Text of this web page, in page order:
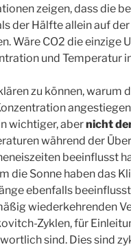
zeigen, dass die
der Hälfte allein auf
Wäre CO2 die einzige
und Temperatur
zu können, warum
wichtiger, abernicht
während der
beeinflusst
die Sonne haben das
ebenfalls
wiederkehrenden
Zyklen, für
sind. Dies sind